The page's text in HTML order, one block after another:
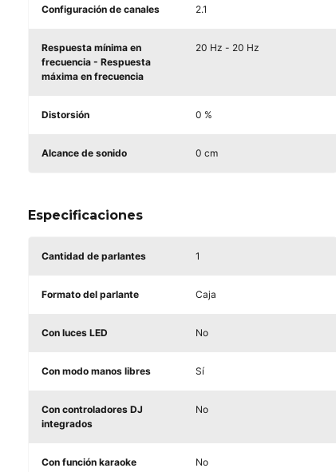
Configuración de canales 2.1
Respuesta mínima en
frecuencia - Respuesta
máxima en frecuencia
20 Hz - 20 Hz
Distorsión 0 %
Alcance de sonido 0 cm
Especificaciones
Cantidad de parlantes 1
Formato del parlante Caja
Con luces LED No
Con modo manos libres Sí
Con controladores DJ
integrados
No
Con función karaoke No